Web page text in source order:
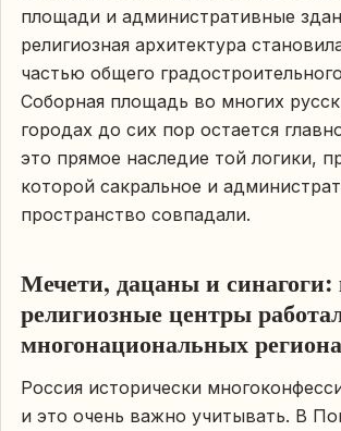
площади и административные
религиозная архитектура
частью общего
Соборная площадь во многих
городах до сих пор остается
это прямое наследие той логики,
которой сакральное и
пространство совпадали.
Мечети, дацаны и синагоги:
религиозные центры
многонациональных
Россия исторически
и это очень важно учитывать. В